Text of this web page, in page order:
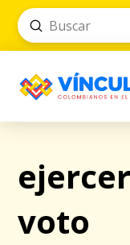
Search
Submit
voto